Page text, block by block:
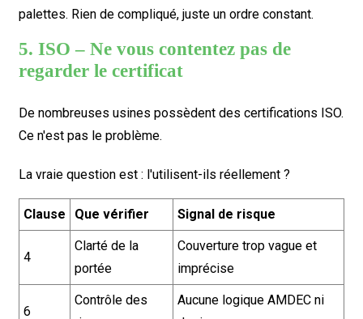
palettes. Rien de compliqué, juste un ordre constant.
5. ISO – Ne vous contentez pas de
regarder le certificat
De nombreuses usines possèdent des certifications ISO.
Ce n'est pas le problème.
La vraie question est : l'utilisent-ils réellement ?
Clause Que vérifier Signal de risque
4
Clarté de la
portée
Couverture trop vague et
imprécise
6
Contrôle des
Aucune logique AMDEC ni